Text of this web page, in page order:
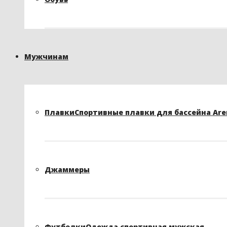
Мужчинам
ПлавкиСпортивные плавки для бассейна
Джаммеры